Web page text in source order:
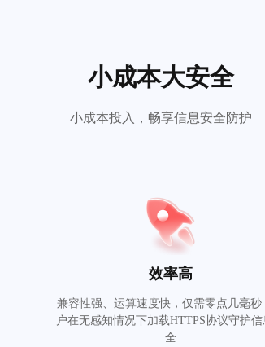
小成本大安全
小成本投入，畅享信息安全防护
效率高
兼容性强、运算速度快，仅需零点几毫秒
户在无感知情况下加载HTTPS协议守护
全